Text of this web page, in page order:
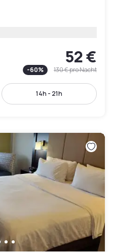
52 €
-60% 130 €pro Nacht
14h - 21h